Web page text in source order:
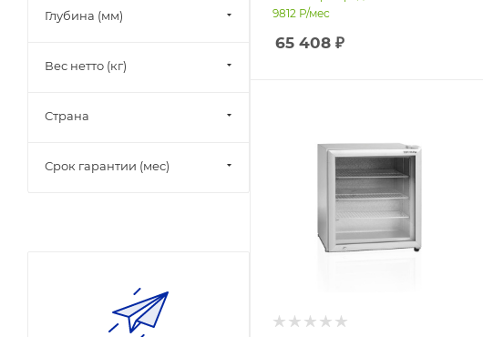
9812 Р/мес
65 408 ₽
Глубина (мм)
Вес нетто (кг)
Страна
Срок гарантии (мес)